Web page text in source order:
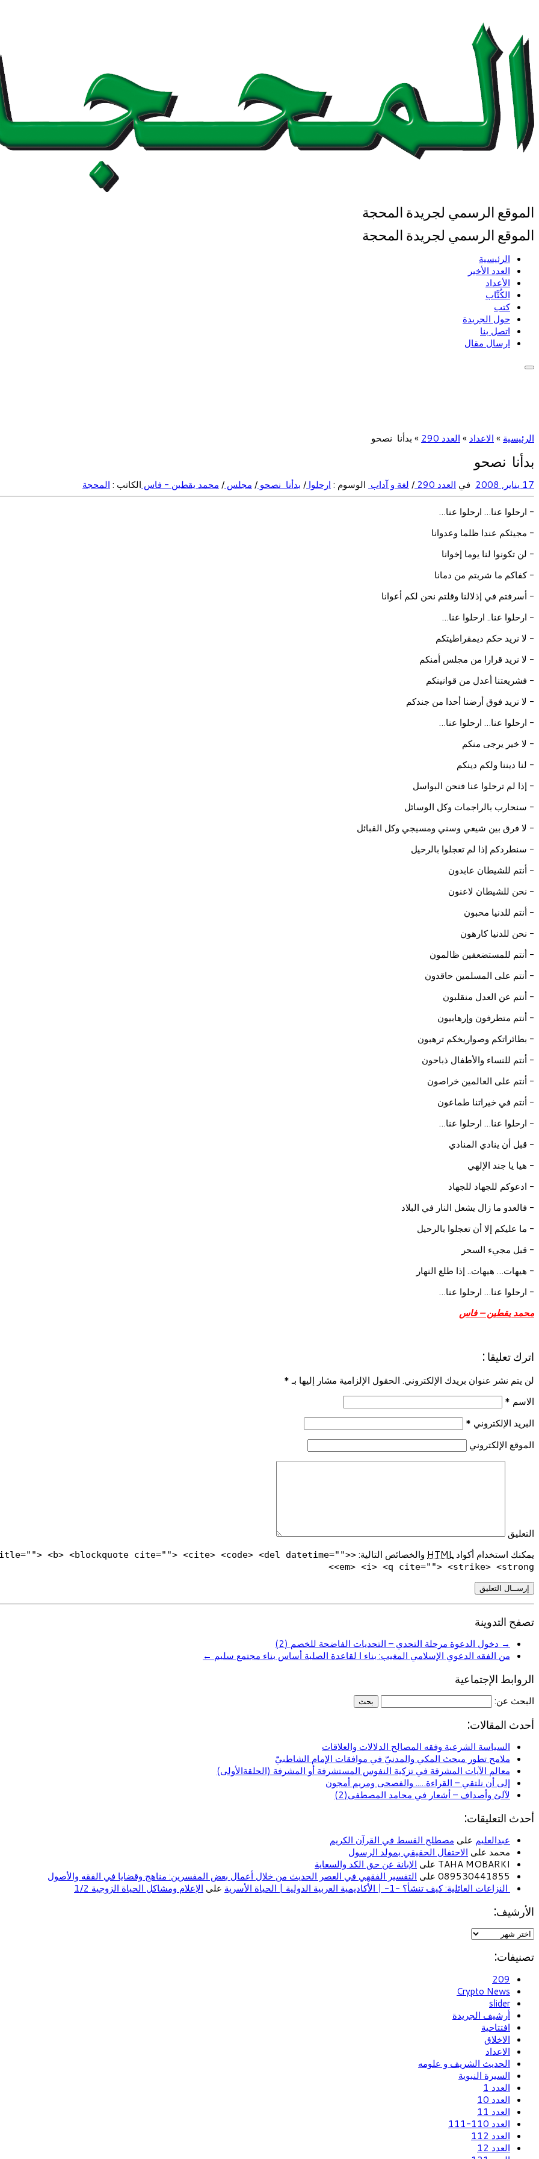
الموقع الرسمي لجريدة المحجة
الموقع الرسمي لجريدة المحجة
الرئيسية
العدد الأخير
الأعداد
الكُتَّاب
كتب
حول الجريدة
اتصل بنا
ارسال مقال
الرئيسية » الاعداد » العدد 290 » بدأنا نصحو
بدأنا نصحو
17 يناير, 2008 في العدد 290 / لغة و آداب الوسوم : ارحلوا / بدأنا نصحو / مجلس / محمد يقطين - فاس الكاتب : المحجة
- ارحلوا عنا… ارحلوا عنا…
- مجيئكم عندا ظلما وعدوانا
- لن تكونوا لنا يوما إخوانا
- كفاكم ما شربتم من دمانا
- أسرفتم في إذلالنا وقلتم نحن لكم أعوانا
- ارحلوا عنا.. ارحلوا عنا…
- لا نريد حكم ديمقراطيتكم
- لا نريد قرارا من مجلس أمنكم
- فشريعتنا أعدل من قوانينكم
- لا نريد فوق أرضنا أحدا من جندكم
- ارحلوا عنا… ارحلوا عنا…
- لا خير يرجى منكم
- لنا ديننا ولكم دينكم
- إذا لم ترحلوا عنا فنحن البواسل
- سنحارب بالراجمات وكل الوسائل
- لا فرق بين شيعي وسني ومسيجي وكل القبائل
- سنطردكم إذا لم تعجلوا بالرحيل
- أنتم للشيطان عابدون
- نحن للشيطان لاعنون
- أنتم للدنيا محبون
- نحن للدنيا كارهون
- أنتم للمستضعفين ظالمون
- أنتم على المسلمين حاقدون
- أنتم عن العدل منقلبون
- أنتم متطرفون وإرهابيون
- بطائراتكم وصواريخكم ترهبون
- أنتم للنساء والأطفال ذباحون
- أنتم على العالمين خراصون
- أنتم في خيراتنا طماعون
- ارحلوا عنا… ارحلوا عنا…
- قبل أن ينادي المنادي
- هيا يا جند الإلهي
- ادعوكم للجهاد للجهاد
- فالعدو ما زال يشعل النار في البلاد
- ما عليكم إلا أن تعجلوا بالرحيل
- قبل مجيء السحر
- هيهات… هيهات.. إذا طلع النهار
- ارحلوا عنا… ارحلوا عنا…
محمد يقطين – فاس
اترك تعليقا :
لن يتم نشر عنوان بريدك الإلكتروني. الحقول الإلزامية مشار إليها بـ*
الاسم *
البريد الإلكتروني *
الموقع الإلكتروني
التعليق
يمكنك استخدام أكواد HTML والخصائص التالية:
<b> <blockquote cite=""> <cite> <code> <del datetime="">
<em> <i> <q cite=""> <strike> <strong>
تصفح التدوينة
→ دخول الدعوة مرحلة التحدي – التحديات الفاضحة للخصم (2)
من الفقه الدعوي الإسلامي المغيب: بناء ا لقاعدة الصلبة أساس بناء مجتمع سليم ←
الروابط الإجتماعية
البحث عن:
أحدث المقالات:
السياسة الشرعية وفقه المصالح الدلالات والعلاقات
ملامح تطور مبحث المكي والمدنيّ في موافقات الإمام الشاطبيّ
معالم الآيات المشرقة في تزكية النفوس المستشرفة أو المشرفة (الحلقةالأولى)
إلى أن نلتقي – القراءة….. والفصحى ومريم أمجون
لآلئ وأصداف – أشعار في محامد المصطفى(2)
أحدث التعليقات:
عبدالعليم على مصطلح القسط في القرآن الكريم
محمد على الاحتفال الحقيقي بمولد الرسول
TAHA MOBARKI على
الإبانة عن حق الكد والسعاية
089530441855 على
التفسير الفقهي في العصر الحديث من خلال أعمال بعض المفسرين: مناهج وقضايا في الفقه والأصول
النزاعات العائلية: كيف تنشأ؟ -1- | الأكاديمية العربية الدولية | الحياة الأسرية
على الإعلام ومشاكل الحياة الزوجية 1/2
الأرشيف:
تصنيفات:
209
Crypto News
slider
أرشيف الجريدة
افتتاحية
الاخلاق
الاعداد
الحديث الشريف و علومه
السيرة النبوية
العدد 1
العدد 10
العدد 11
العدد 110-111
العدد 112
العدد 12